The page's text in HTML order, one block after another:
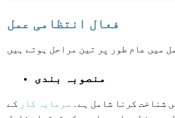
فعال انتظامی عمل
منصوبہ بندی
شناخت کرنا شامل ہے۔ سرمایہ کار کے